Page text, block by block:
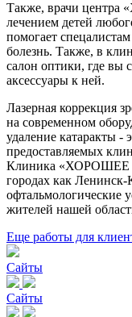
Также, врачи
лечением детей
помогает
болезнь. Также, в
салон оптики, где вы
аксессуары к ней.
Лазерная коррекция
на современном
удаление катаракты -
предоставляемых
Клиника «ХОРОШЕЕ
городах как
офтальмологические
жителей нашей
Еще работы для
Сайты
Сайты